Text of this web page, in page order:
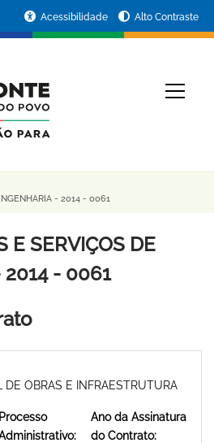
Acessibilidade Alto Contraste
- 2014 - 0061
E SERVIÇOS DE
2014 - 0061
DE OBRAS E INFRAESTRUTURA
Processo
Ano da Assinatura
do Contrato: